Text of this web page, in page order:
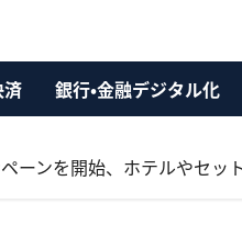
済 銀行・金融デジタル化
ーンを開始、ホテルやセッ